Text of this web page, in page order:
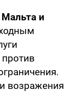
и
возражения